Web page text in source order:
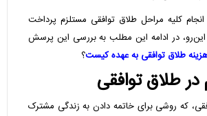
کلیه مراحل طلاق توافقی مستلزم پرداخت
در ادامه این مطلب به بررسی این پرسش
طلاق توافقی به عهده کیست؟
طلاق توافقی
که روشی برای خاتمه دادن به زندگی مشترک